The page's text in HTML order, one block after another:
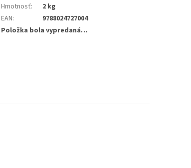
Hmotnosť:
2 kg
EAN:
9788024727004
Položka bola vypredaná…